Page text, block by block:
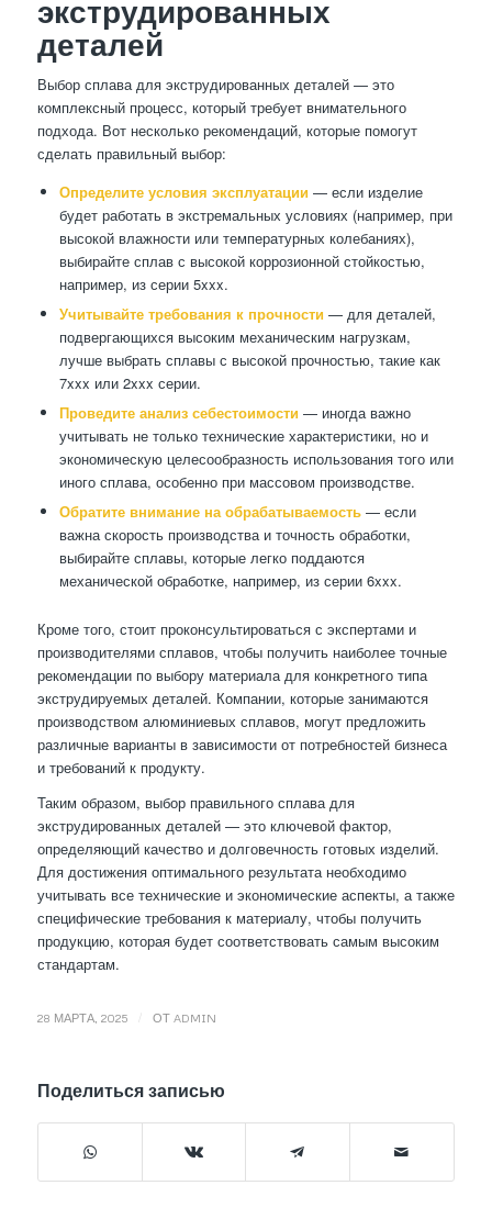
экструдированных
деталей
Выбор сплава для экструдированных деталей — это
комплексный процесс, который требует внимательного
подхода. Вот несколько рекомендаций, которые помогут
сделать правильный выбор:
Определите условия эксплуатации — если изделие
будет работать в экстремальных условиях (например, при
высокой влажности или температурных колебаниях),
выбирайте сплав с высокой коррозионной стойкостью,
например, из серии 5xxx.
Учитывайте требования к прочности — для деталей,
подвергающихся высоким механическим нагрузкам,
лучше выбрать сплавы с высокой прочностью, такие как
7xxx или 2xxx серии.
Проведите анализ себестоимости — иногда важно
учитывать не только технические характеристики, но и
экономическую целесообразность использования того или
иного сплава, особенно при массовом производстве.
Обратите внимание на обрабатываемость— если
важна скорость производства и точность обработки,
выбирайте сплавы, которые легко поддаются
механической обработке, например, из серии 6xxx.
Кроме того, стоит проконсультироваться с экспертами и
производителями сплавов, чтобы получить наиболее точные
рекомендации по выбору материала для конкретного типа
экструдируемых деталей. Компании, которые занимаются
производством алюминиевых сплавов, могут предложить
различные варианты в зависимости от потребностей бизнеса
и требований к продукту.
Таким образом, выбор правильного сплава для
экструдированных деталей — это ключевой фактор,
определяющий качество и долговечность готовых изделий.
Для достижения оптимального результата необходимо
учитывать все технические и экономические аспекты, а также
специфические требования к материалу, чтобы получить
продукцию, которая будет соответствовать самым высоким
стандартам.
28 МАРТА, 2025 ОТ ADMIN
Поделиться записью